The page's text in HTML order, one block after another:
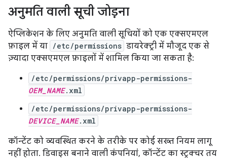
अनुमति वाली सूची जोड़ना
ऐप्लिकेशन के लिए अनुमति वाली सूचियों को एक एक्सएमएल
फ़ाइल में या /etc/permissions डायरेक्ट्री में मौजूद एक से
ज़्यादा एक्सएमएल फ़ाइलों में शामिल किया जा सकता है:
/etc/permissions/privapp-permissions-
OEM_NAME.xml
/etc/permissions/privapp-permissions-
DEVICE_NAME.xml
कॉन्टेंट को व्यवस्थित करने के तरीके पर कोई सख्त नियम लागू
नहीं होता. डिवाइस बनाने वाली कंपनियां, कॉन्टेंट का स्ट्रक्चर तय